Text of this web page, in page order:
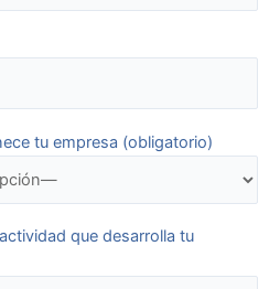
tu empresa (obligatorio)
que desarrolla tu